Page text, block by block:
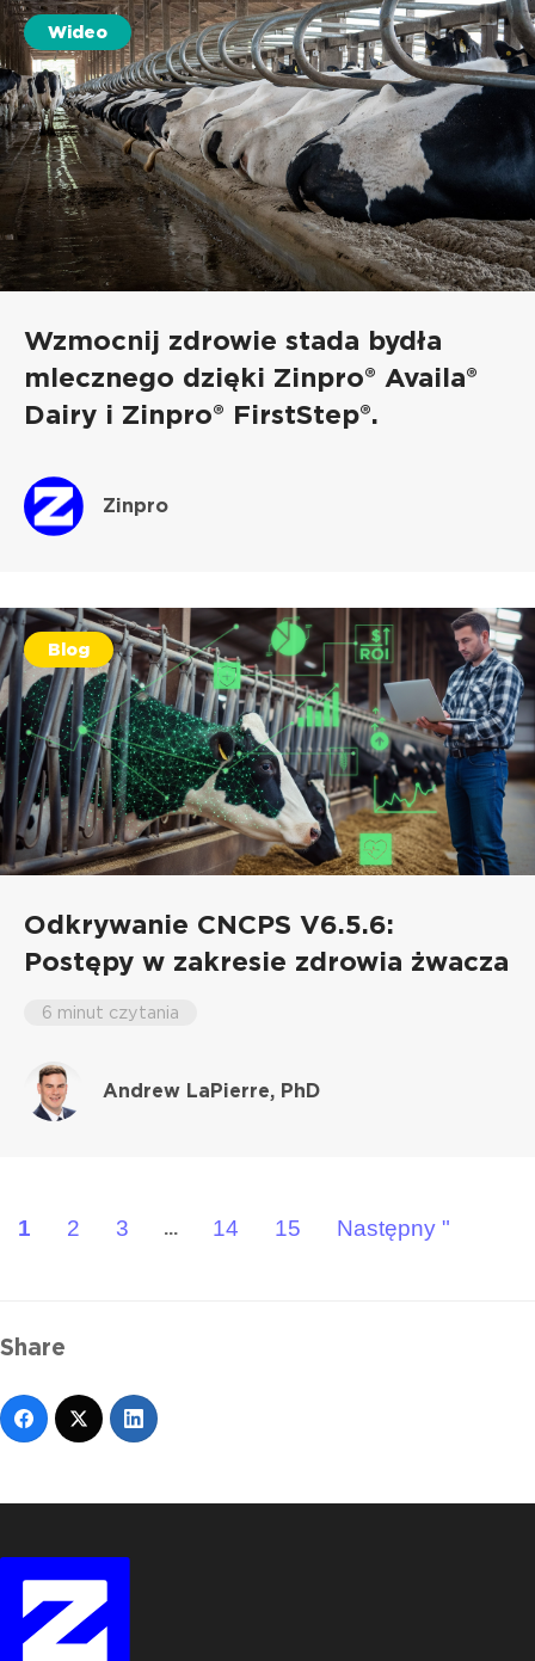
Wideo
Wzmocnij zdrowie stada bydła
mlecznego dzięki Zinpro® Availa®
Dairy i Zinpro® FirstStep®.
Zinpro
Blog
Odkrywanie CNCPS V6.5.6:
Postępy w zakresie zdrowia żwacza
6 minut czytania
Andrew LaPierre, PhD
1 2 3 ... 14 15 Następny "
Share